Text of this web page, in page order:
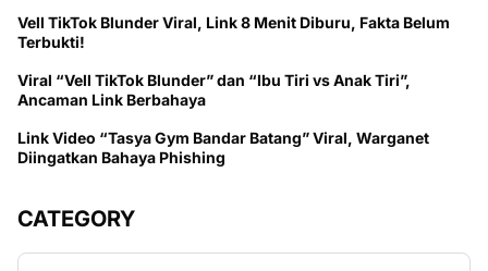
Vell TikTok Blunder Viral, Link 8 Menit Diburu, Fakta Belum
Terbukti!
Viral “Vell TikTok Blunder” dan “Ibu Tiri vs Anak Tiri”,
Ancaman Link Berbahaya
Link Video “Tasya Gym Bandar Batang” Viral, Warganet
Diingatkan Bahaya Phishing
CATEGORY